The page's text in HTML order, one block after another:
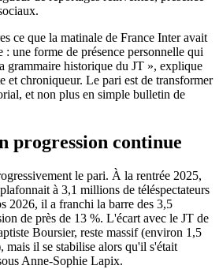
ce que la matinale de France Inter avait
: une forme de présence personnelle qui
grammaire historique du JT », explique
et chroniqueur. Le pari est de transformer
et non plus en simple bulletin de
progression continue
le pari. À la rentrée 2025,
à 3,1 millions de téléspectateurs
2026, il a franchi la barre des 3,5
de près de 13 %. L'écart avec le JT de
Boursier, reste massif (environ 1,5
mais il se stabilise alors qu'il s'était
Anne-Sophie Lapix.